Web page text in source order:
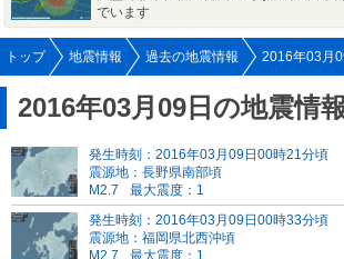
でいます
トップ 地震情報 過去の地震情報 2016年03月
2016年03月09日の地震情報
発生時刻：2016年03月09日00時21分頃
震源地：長野県南部頃
M2.7
最大震度：1
発生時刻：2016年03月09日00時33分頃
震源地：福岡県北西沖頃
M2.7
最大震度：1